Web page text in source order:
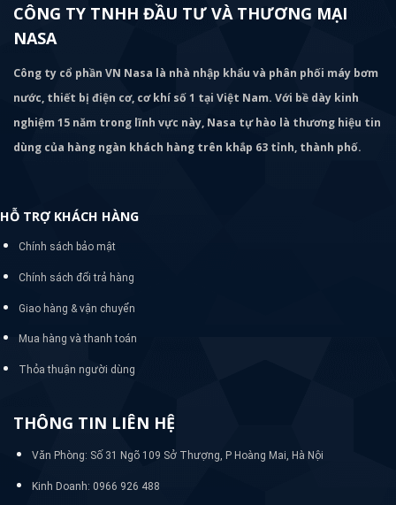
CÔNG TY TNHH ĐẦU TƯ VÀ THƯƠNG MẠI
NASA
Công ty cổ phần VN Nasa là nhà nhập khẩu và phân phối máy bơm
nước, thiết bị điện cơ, cơ khí số 1 tại Việt Nam. Với bề dày kinh
nghiệm 15 năm trong lĩnh vực này, Nasa tự hào là thương hiệu tin
dùng của hàng ngàn khách hàng trên khắp 63 tỉnh, thành phố.
HỖ TRỢ KHÁCH HÀNG
Chính sách bảo mật
Chính sách đổi trả hàng
Giao hàng & vận chuyển
Mua hàng và thanh toán
Thỏa thuận người dùng
THÔNG TIN LIÊN HỆ
Văn Phòng: Số 31 Ngõ 109 Sở Thượng, P Hoàng Mai, Hà Nội
Kinh Doanh: 0966 926 488